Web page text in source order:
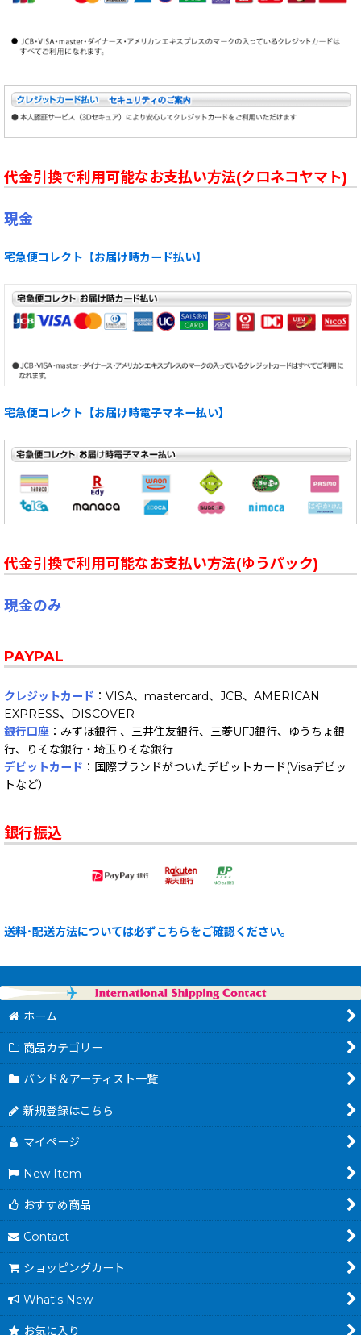
代金引換で利用可能なお支払い方法(クロネコヤマト)
現金
宅急便コレクト【お届け時カード払い】
宅急便コレクト【お届け時電子マネー払い】
代金引換で利用可能なお支払い方法(ゆうパック)
現金のみ
PAYPAL
クレジットカード ：VISA、mastercard、JCB、AMERICAN
EXPRESS、DISCOVER
銀行口座 ：みずほ銀行 、三井住友銀行、三菱UFJ銀行、ゆうちょ銀
行、りそな銀行・埼玉りそな銀行
デビットカード ：国際ブランドがついたデビットカード(Visaデビッ
トなど）
銀行振込
送料･配送方法については必ずこちらをご確認ください。
ホーム
商品カテゴリー
バンド＆アーティスト一覧
新規登録はこちら
マイページ
New Item
おすすめ商品
Contact
ショッピングカート
What's New
お気に入り